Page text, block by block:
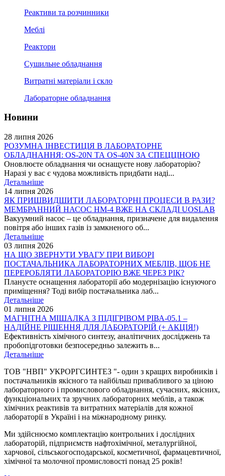
Реактиви та розчинники
Меблі
Реактори
Сушильне обладнання
Витратні матеріали і скло
Лабораторне обладнання
Новини
28 липня 2026
РОЗУМНА ІНВЕСТИЦІЯ В ЛАБОРАТОРНЕ
ОБЛАДНАННЯ: OS-20N ТА OS-40N ЗА СПЕЦЦІНОЮ
Оновлюєте обладнання чи оснащуєте нову лабораторію?
Наразі у вас є чудова можливість придбати наді...
Детальніше
14 липня 2026
ЯК ПРИШВИДШИТИ ЛАБОРАТОРНІ ПРОЦЕСИ В РАЗИ?
МЕМБРАННИЙ НАСОС НМ-4 ВЖЕ НА СКЛАДІ UOSLAB
Вакуумний насос – це обладнання, призначене для видалення
повітря або інших газів із замкненого об...
Детальніше
03 липня 2026
НА ЩО ЗВЕРНУТИ УВАГУ ПРИ ВИБОРІ
ПОСТАЧАЛЬНИКА ЛАБОРАТОРНИХ МЕБЛІВ, ЩОБ НЕ
ПЕРЕРОБЛЯТИ ЛАБОРАТОРІЮ ВЖЕ ЧЕРЕЗ РІК?
Плануєте оснащення лабораторії або модернізацію існуючого
приміщення? Тоді вибір постачальника лаб...
Детальніше
01 липня 2026
МАГНІТНА МІШАЛКА З ПІДІГРІВОМ РІВА-05.1 –
НАДІЙНЕ РІШЕННЯ ДЛЯ ЛАБОРАТОРІЙ (+ АКЦІЯ!)
Ефективність хімічного синтезу, аналітичних досліджень та
пробопідготовки безпосередньо залежить в...
Детальніше
ТОВ "НВП" УКРОРГСИНТЕЗ "- один з кращих виробників і
постачальників якісного та найбільш привабливого за ціною
лабораторного і промислового обладнання, сучасних, якісних,
функціональних та зручних лабораторних меблів, а також
хімічних реактивів та витратних матеріалів для кожної
лабораторії в Україні і на міжнародному ринку.
Ми здійснюємо комплектацію контрольних і дослідних
лабораторій, підприємств нафтохімічної, металургійної,
харчової, сільськогосподарської, косметичної, фармацевтичної,
хімічної та молочної промисловості понад 25 років!